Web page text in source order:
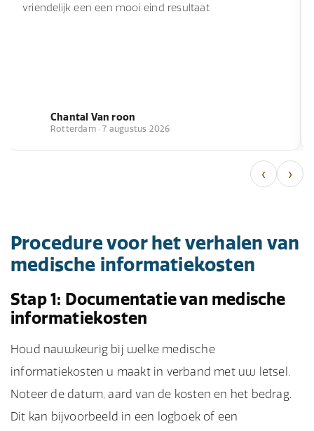
vriendelijk een een mooi eind resultaat
Chantal Van roon
Rotterdam · 7 augustus 2026
‹ ›
Procedure voor het verhalen van
medische informatiekosten
Stap 1: Documentatie van medische
informatiekosten
Houd nauwkeurig bij welke medische
informatiekosten u maakt in verband met uw letsel.
Noteer de datum, aard van de kosten en het bedrag.
Dit kan bijvoorbeeld in een logboek of een